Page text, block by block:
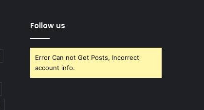
Follow us
Error Can not Get Posts, Incorrect
account info.